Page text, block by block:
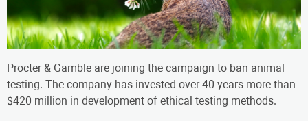
Procter & Gamble are joining the campaign to ban animal
testing. The company has invested over 40 years more than
$420 million in development of ethical testing methods.